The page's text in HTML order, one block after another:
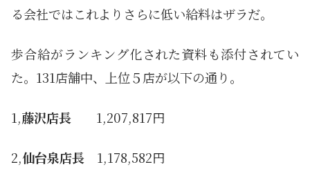
る会社ではこれよりさらに低い給料はザラだ。
歩合給がランキング化された資料も添付されてい
た。131店舗中、上位５店が以下の通り。
1,藤沢店長 1,207,817円
2,仙台泉店長 1,178,582円